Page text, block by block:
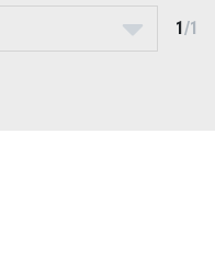
1/1